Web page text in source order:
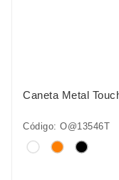
Caneta Metal
Código: O@13546T